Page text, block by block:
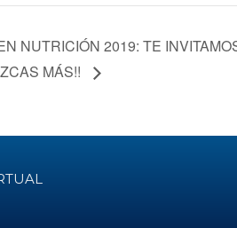
NUTRICIÓN 2019: TE
MÁS!!